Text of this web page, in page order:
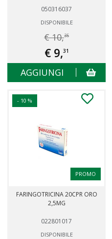
050316037
DISPONIBILE
€ 10,35
€ 9,31
AGGIUNGI
- 10 %
PROMO
FARINGOTRICINA 20CPR ORO
2,5MG
022801017
DISPONIBILE